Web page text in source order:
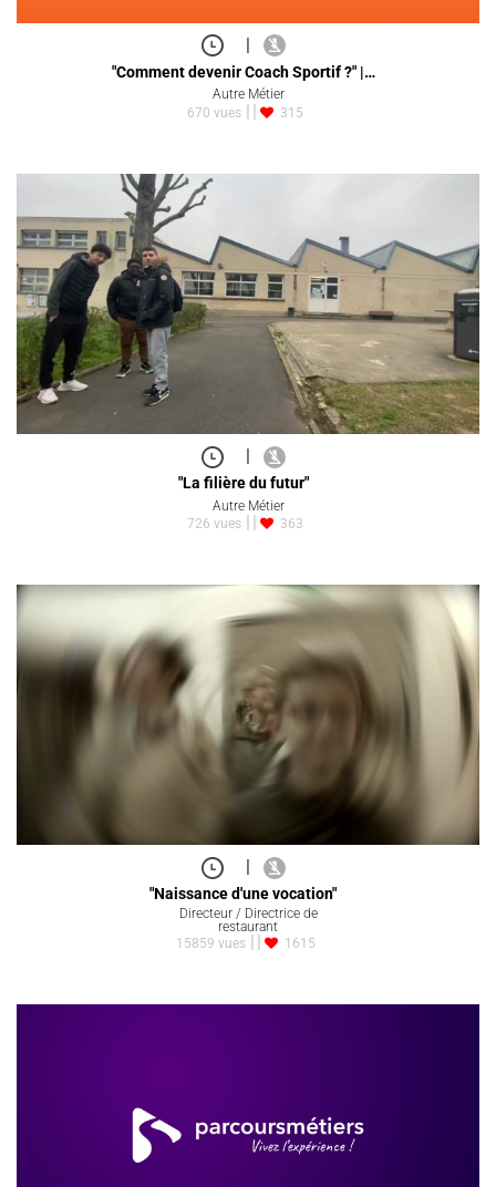
|
"Comment devenir Coach Sportif ?" |…
Autre Métier
670 vues
315
|
"La filière du futur"
Autre Métier
726 vues
363
"Naissance d'une vocation"
Directeur / Directrice de
restaurant
15859 vues
1615